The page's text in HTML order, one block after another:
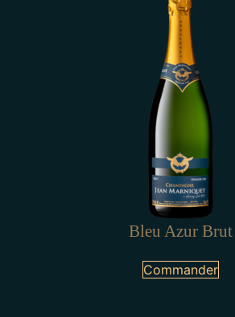
Bleu Azur Brut
Commander